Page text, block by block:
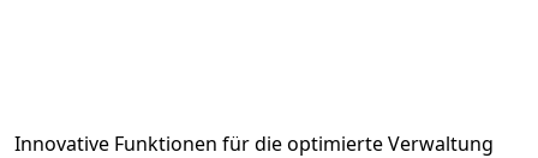
Innovative Funktionen für die optimierte Verwaltung